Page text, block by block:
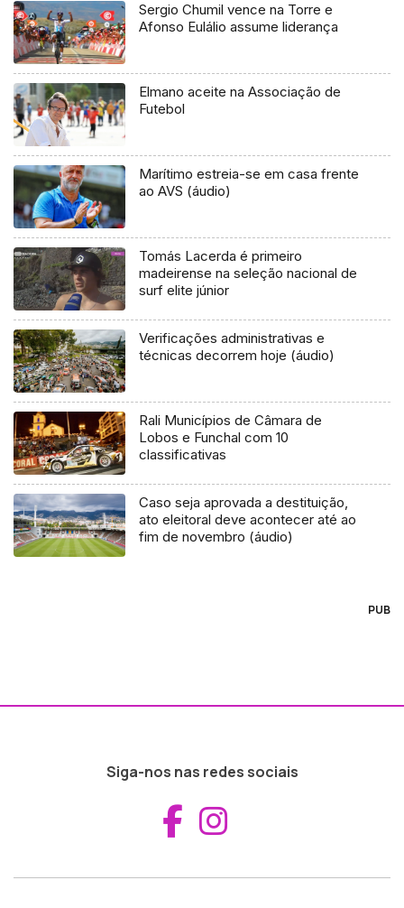
Sergio Chumil vence na Torre e
Afonso Eulálio assume liderança
Elmano aceite na Associação de
Futebol
Marítimo estreia-se em casa frente
ao AVS (áudio)
Tomás Lacerda é primeiro
madeirense na seleção nacional de
surf elite júnior
Verificações administrativas e
técnicas decorrem hoje (áudio)
Rali Municípios de Câmara de
Lobos e Funchal com 10
classificativas
Caso seja aprovada a destituição,
ato eleitoral deve acontecer até ao
fim de novembro (áudio)
PUB
Siga-nos nas redes sociais
Aceder ao